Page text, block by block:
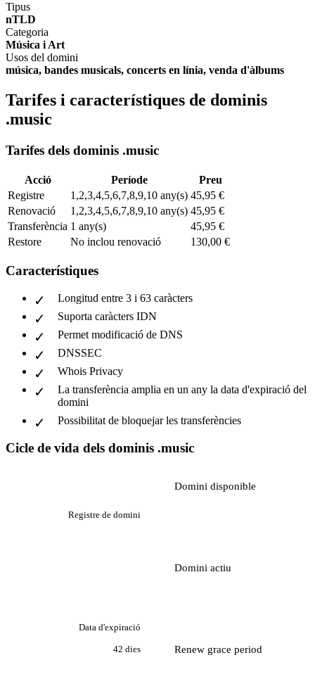
Tipus
nTLD
Categoria
Música i Art
Usos del domini
música, bandes musicals, concerts en línia, venda d'àlbums
Tarifes i característiques de dominis
.music
Tarifes dels dominis .music
Acció Període
Preu
Registre
1,2,3,4,5,6,7,8,9,10 any(s) 45,95 €
Renovació
1,2,3,4,5,6,7,8,9,10 any(s) 45,95 €
Transferència 1 any(s)
45,95 €
Restore
No inclou renovació 130,00 €
Característiques
Longitud entre 3 i 63 caràcters
Suporta caràcters IDN
Permet modificació de DNS
DNSSEC
Whois Privacy
La transferència amplia en un any la data d'expiració del
domini
Possibilitat de bloquejar les transferències
Cicle de vida dels dominis .music
Domini disponible
Registre de domini
Domini actiu
Data d'expiració
42 dies Renew grace period